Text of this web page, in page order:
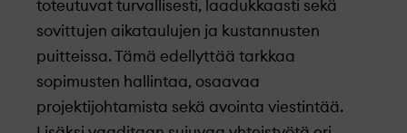
toteutuvat turvallisesti, laadukkaasti sekä
sovittujen aikataulujen ja kustannusten
puitteissa. Tämä edellyttää tarkkaa
sopimusten hallintaa, osaavaa
projektijohtamista sekä avointa viestintää.